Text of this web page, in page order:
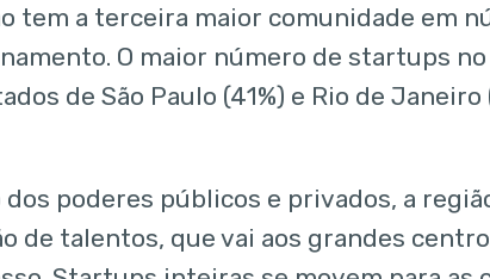
tem a terceira maior comunidade em
O maior número de startups
de São Paulo (41%) e Rio de Janeiro
dos poderes públicos e privados, a
de talentos, que vai aos grandes